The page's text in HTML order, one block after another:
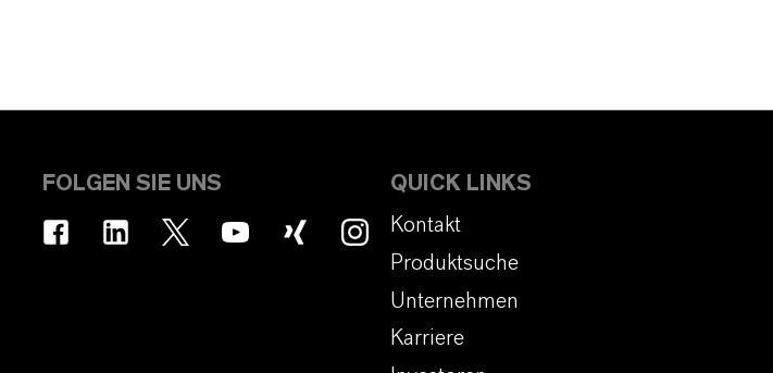
FOLGEN SIE UNS
QUICK LINKS
Kontakt
Produktsuche
Unternehmen
Karriere